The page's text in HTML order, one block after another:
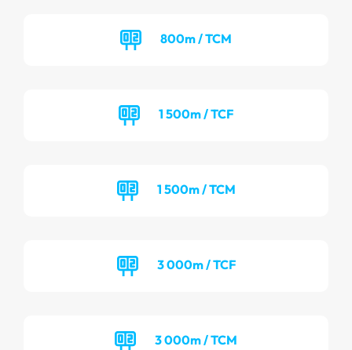
800m / TCM
1 500m / TCF
1 500m / TCM
3 000m / TCF
3 000m / TCM